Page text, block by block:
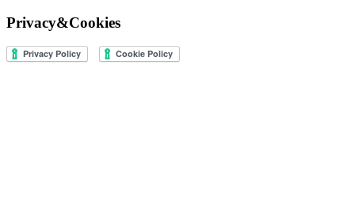
Privacy&Cookies